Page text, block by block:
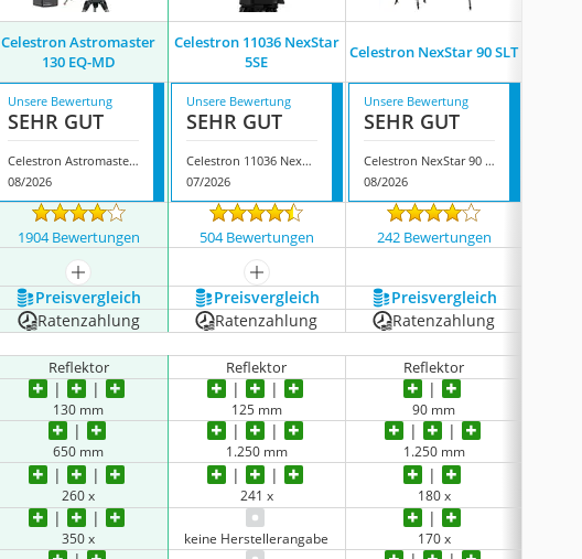
Celestron Astromaster
130 EQ-MD
Celestron 11036 NexStar
5SE
Celestron NexStar 90 SLT
Unsere Bewertung
SEHR GUT
Celestron Astromaster 130 EQ-MD
08/2026
Unsere Bewertung
SEHR GUT
Celestron 11036 NexStar 5SE
07/2026
Unsere Bewertung
SEHR GUT
Celestron NexStar 90 SLT
08/2026
1904 Bewertungen 504 Bewertungen 242 Bewertungen
mehr anzeigen
mehr anzeigen
Preis­vergleich Preis­vergleich Preis­vergleich
Ratenzahlung Ratenzahlung Ratenzahlung
Reflektor Reflektor Reflektor
130 mm 125 mm 90 mm
650 mm 1.250 mm 1.250 mm
260 x 241 x 180 x
350 x keine Herstellerangabe 170 x